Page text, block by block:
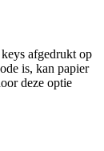
afgedrukt op
is, kan papier
deze optie